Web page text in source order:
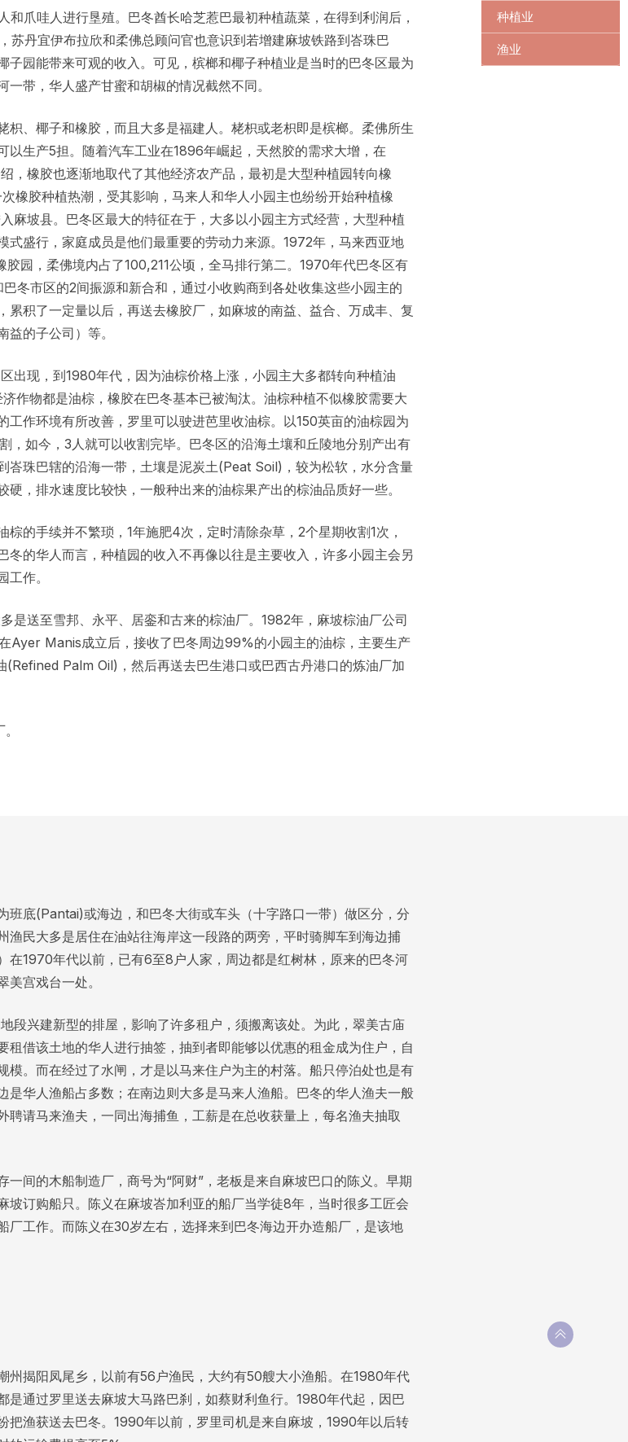
种植业
渔业
和爪哇人进行垦殖。巴冬酋长哈芝惹巴最初种植蔬菜，在得到利润后，
苏丹宜伊布拉欣和柔佛总顾问官也意识到若增建麻坡铁路到峇珠巴
子园能带来可观的收入。可见，槟榔和椰子种植业是当时的巴冬区最为
一带，华人盛产甘蜜和胡椒的情况截然不同。
枳、椰子和橡胶，而且大多是福建人。栳枳或老枳即是槟榔。柔佛所生
以生产5担。随着汽车工业在1896年崛起，天然胶的需求大增，在
，橡胶也逐渐地取代了其他经济农产品，最初是大型种植园转向橡
橡胶种植热潮，受其影响，马来人和华人小园主也纷纷开始种植橡
麻坡县。巴冬区最大的特征在于，大多以小园主方式经营，大型种植
式盛行，家庭成员是他们最重要的劳动力来源。1972年，马来西亚地
园，柔佛境内占了100,211公顷，全马排行第二。1970年代巴冬区有
冬市区的2间振源和新合和，通过小收购商到各处收集这些小园主的
累积了一定量以后，再送去橡胶厂，如麻坡的南益、益合、万成丰、复
的子公司）等。
出现，到1980年代，因为油棕价格上涨，小园主大多都转向种植油
作物都是油棕，橡胶在巴冬基本已被淘汰。油棕种植不似橡胶需要大
工作环境有所改善，罗里可以驶进芭里收油棕。以150英亩的油棕园为
，如今，3人就可以收割完毕。巴冬区的沿海土壤和丘陵地分别产出有
峇珠巴辖的沿海一带，土壤是泥炭土(Peat Soil)，较为松软，水分含量
硬，排水速度比较快，一般种出来的油棕果产出的棕油品质好一些。
棕的手续并不繁琐，1年施肥4次，定时清除杂草，2个星期收割1次，
冬的华人而言，种植园的收入不再像以往是主要收入，许多小园主会另
作。
是送至雪邦、永平、居銮和古来的棕油厂。1982年，麻坡棕油厂公司
Manis成立后，接收了巴冬周边99%的小园主的油棕，主要生产
Palm Oil)，然后再送去巴生港口或巴西古丹港口的炼油厂加
班底(Pantai)或海边，和巴冬大街或车头（十字路口一带）做区分，分
渔民大多是居住在油站往海岸这一段路的两旁，平时骑脚车到海边捕
在1970年代以前，已有6至8户人家，周边都是红树林，原来的巴冬河
宫戏台一处。
段兴建新型的排屋，影响了许多租户，须搬离该处。为此，翠美古庙
租借该土地的华人进行抽签，抽到者即能够以优惠的租金成为住户，自
模。而在经过了水闸，才是以马来住户为主的村落。船只停泊处也是有
是华人渔船占多数；在南边则大多是马来人渔船。巴冬的华人渔夫一般
聘请马来渔夫，一同出海捕鱼，工薪是在总收获量上，每名渔夫抽取
一间的木船制造厂，商号为“阿财”，老板是来自麻坡巴口的陈义。早期
坡订购船只。陈义在麻坡峇加利亚的船厂当学徒8年，当时很多工匠会
厂工作。而陈义在30岁左右，选择来到巴冬海边开办造船厂，是该地
州揭阳凤尾乡，以前有56户渔民，大约有50艘大小渔船。在1980年代
是通过罗里送去麻坡大马路巴刹，如蔡财利鱼行。1980年代起，因巴
把渔获送去巴冬。1990年以前，罗里司机是来自麻坡，1990年以后转